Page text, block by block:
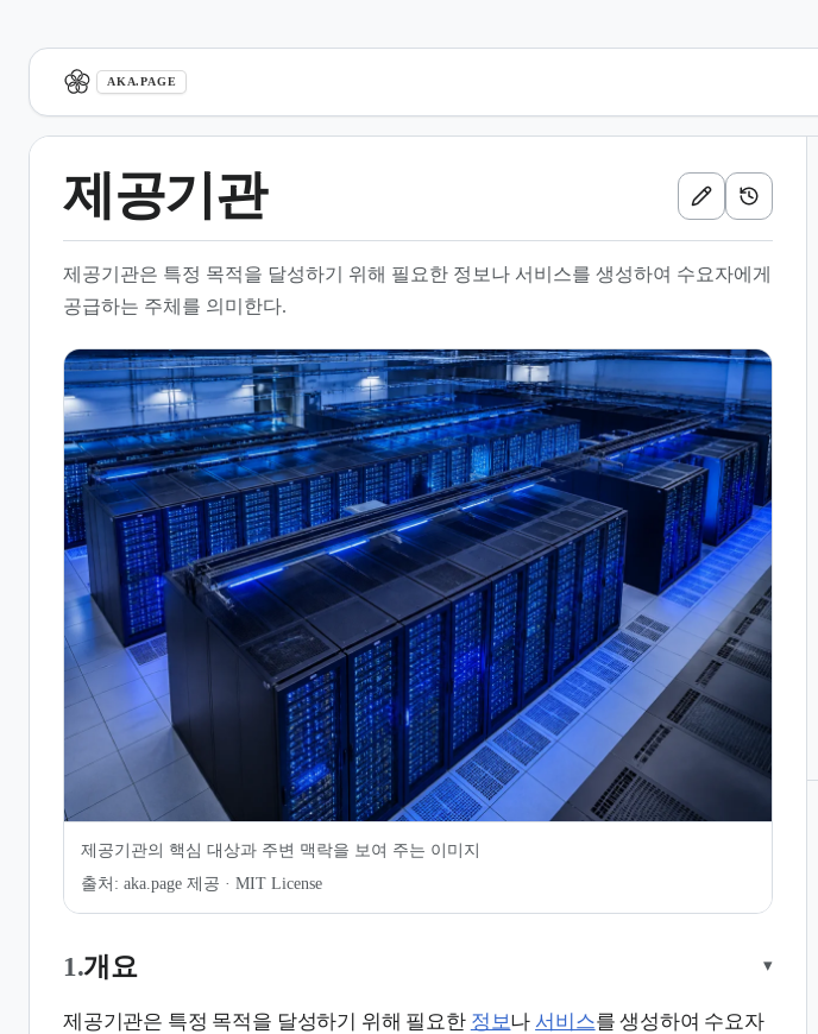
AKA.PAGE
제공기관
제공기관은 특정 목적을 달성하기 위해 필요한 정보나 서비스를 생성하여 수요자에게
공급하는 주체를 의미한다.
제공기관의 핵심 대상과 주변 맥락을 보여 주는 이미지
출처: aka.page 제공 · MIT License
1.개요 ▾
제공기관은 특정 목적을 달성하기 위해 필요한 정보나 서비스를 생성하여 수요자
개요
공공저작물 제공 및 공공누리
공공데이터 제공 체계와 유형
분야별 데이터 제공 현황
정부 및 공공 서비스 플랫폼
민간 및 특수 목적의 제공 서비
같이 보기
관련 문서